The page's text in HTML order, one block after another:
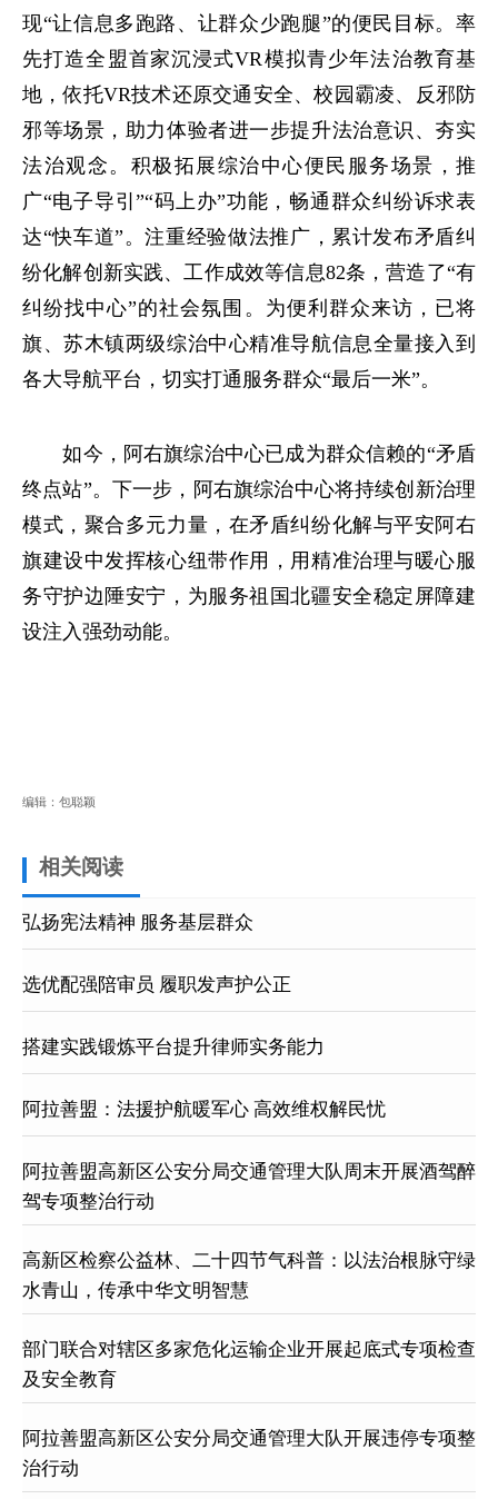
现“让信息多跑路、让群众少跑腿”的便民目标。率
先打造全盟首家沉浸式VR模拟青少年法治教育基
地，依托VR技术还原交通安全、校园霸凌、反邪防
邪等场景，助力体验者进一步提升法治意识、夯实
法治观念。积极拓展综治中心便民服务场景，推
广“电子导引”“码上办”功能，畅通群众纠纷诉求表
达“快车道”。注重经验做法推广，累计发布矛盾纠
纷化解创新实践、工作成效等信息82条，营造了“有
纠纷找中心”的社会氛围。为便利群众来访，已将
旗、苏木镇两级综治中心精准导航信息全量接入到
各大导航平台，切实打通服务群众“最后一米”。
如今，阿右旗综治中心已成为群众信赖的“矛盾
终点站”。下一步，阿右旗综治中心将持续创新治理
模式，聚合多元力量，在矛盾纠纷化解与平安阿右
旗建设中发挥核心纽带作用，用精准治理与暖心服
务守护边陲安宁，为服务祖国北疆安全稳定屏障建
设注入强劲动能。
编辑：包聪颖
相关阅读
弘扬宪法精神 服务基层群众
选优配强陪审员 履职发声护公正
搭建实践锻炼平台提升律师实务能力
阿拉善盟：法援护航暖军心 高效维权解民忧
阿拉善盟高新区公安分局交通管理大队周末开展酒驾醉
驾专项整治行动
高新区检察公益林、二十四节气科普：以法治根脉守绿
水青山，传承中华文明智慧
部门联合对辖区多家危化运输企业开展起底式专项检查
及安全教育
阿拉善盟高新区公安分局交通管理大队开展违停专项整
治行动